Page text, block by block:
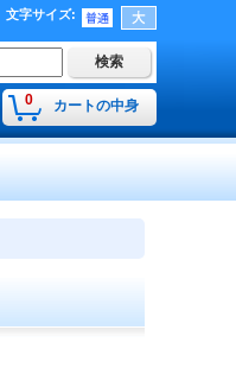
文字サイズ:
0 カートの中身